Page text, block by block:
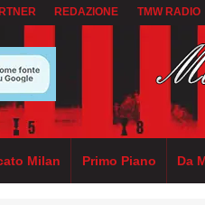
REDAZIONE TMW RADIO
Milan Primo Piano Da